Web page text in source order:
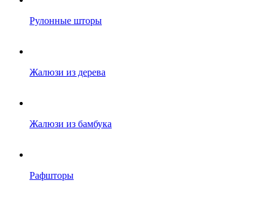
Рулонные шторы
Жалюзи из дерева
Жалюзи из бамбука
Рафшторы